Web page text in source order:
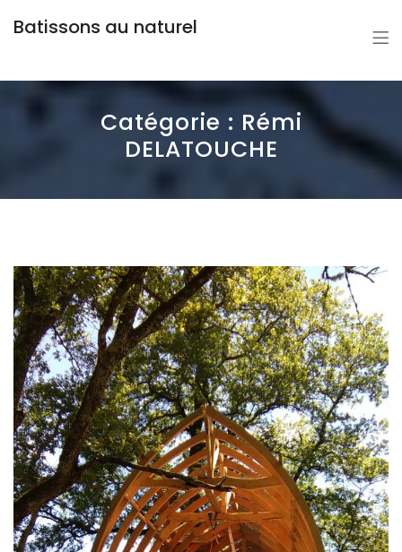
Batissons au naturel
Catégorie : Rémi
DELATOUCHE